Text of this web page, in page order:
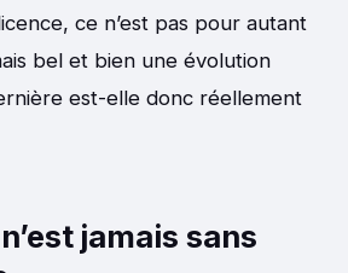
ce n’est pas pour autant
bel et bien une évolution
est-elle donc réellement
jamais sans